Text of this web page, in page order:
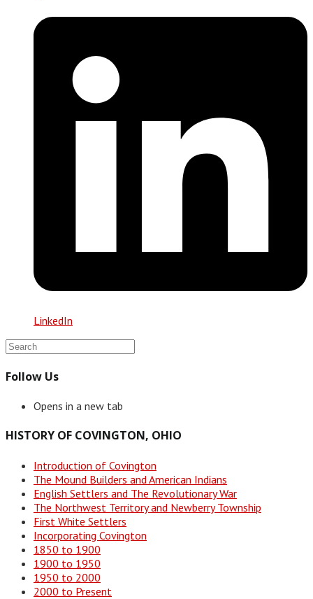
LinkedIn
Follow Us
Opens in a new tab
HISTORY OF COVINGTON, OHIO
Introduction of Covington
The Mound Builders and American Indians
English Settlers and The Revolutionary War
The Northwest Territory and Newberry Township
First White Settlers
Incorporating Covington
1850 to 1900
1900 to 1950
1950 to 2000
2000 to Present